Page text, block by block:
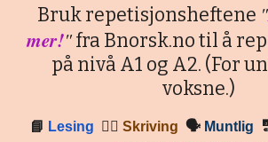
Bruk repetisjonsheftene "
mer!"fra Bnorsk.no til å
på nivå A1 og A2. (For
voksne.)
📘 Lesing ✍🏼 Skriving 🗣 Muntlig